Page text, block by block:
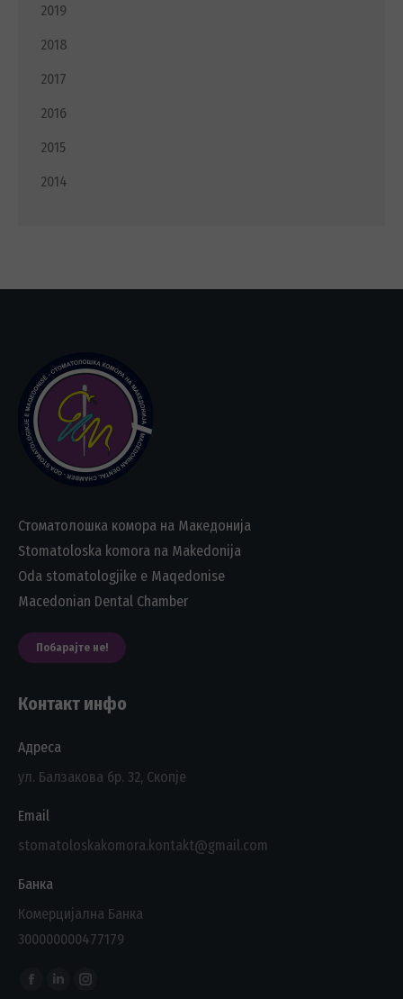
2019
2018
2017
2016
2015
2014
Стоматолошка комора на Македонија
Stomatoloska komora na Makedonija
Oda stomatologjike e Maqedonise
Macedonian Dental Chamber
Побарајте не!
Контакт инфо
Адреса
ул. Балзакова бр. 32, Скопје
Email
stomatoloskakomora.kontakt@gmail.com
Банка
Комерцијална Банка
300000000477179
Find us on:
Facebook
LinkedinInstagram